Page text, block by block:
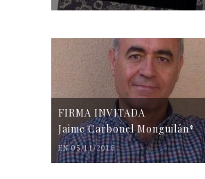
FIRMA INVITADA
Jaime Carbonel Monguilán*
EN 05/11/2016